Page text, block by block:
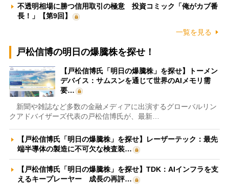
不透明相場に勝つ信用取引の極意 投資コミック「俺がカブ番
長！」【第9回】
一覧を見る
戸松信博の明日の爆騰株を探せ！
【戸松信博氏「明日の爆騰株」を探せ】トーメン
デバイス：サムスンを通じて世界のAIメモリ需
要…
新聞や雑誌など多数の金融メディアに出演するグローバルリン
クアドバイザーズ代表の戸松信博氏が、最新…
【戸松信博氏「明日の爆騰株」を探せ】レーザーテック：最先
端半導体の製造に不可欠な検査装…
【戸松信博氏「明日の爆騰株」を探せ】TDK：AIインフラを支
えるキープレーヤー 成長の再評…